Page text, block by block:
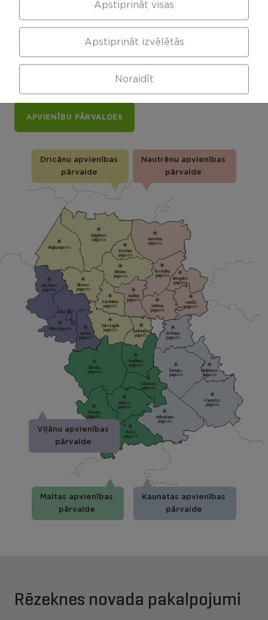
Rēzeknes novada karte
Noklikšķini uz pagasta vai apvienības kartes, lai
APVIENĪBU PĀRVALDES
Dricānu apvienības
pārvalde
Nautrēnu apvienības
pārvalde
Maltas apvienības
pārvalde
Kaunatas apvienības
pārvalde
Viļānu apvienības
pārvalde
Nagļu pagasts
Rikavas
pagasts
Kantinieku
pagasts
Sakstagala
pagasts Ozolmuižas
pagasts
Gaigalavas
pagasts
Stružānu
pagasts
Dricānu
pagasts
Nautrēnu
pagasts
Ilzeskalna
pagasts
Audriņu
pagasts
Vērēmu
pagasts
Lendžu
pagasts
Bērzgales
pagasts
Silmalas
pagasts
Feimaņu
pagasts
Pušas
pagasts
Maltas
pagasts
Lūznavas
pagasts
Ozolaines
pagasts
Griškānu
pagasts
Čornajas
pagasts
Mākoņkalna
pagasts
Kaunatas
pagasts
Stoļerovas
pagasts
Sokolku
pagasts
Viļānu pagasts
Dekšāres
pagasts
Viļāni
Rēzeknes novada pakalpojumi
Noraidīt
Apstiprināt izvēlētās
Apstiprināt visas